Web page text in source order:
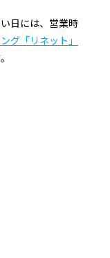
日には、営業時
グ「リネット」